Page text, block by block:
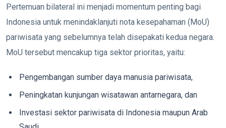
Pertemuan bilateral ini menjadi momentum penting bagi
Indonesia untuk menindaklanjuti nota kesepahaman (MoU)
pariwisata yang sebelumnya telah disepakati kedua negara.
MoU tersebut mencakup tiga sektor prioritas, yaitu:
Pengembangan sumber daya manusia pariwisata,
Peningkatan kunjungan wisatawan antarnegara, dan
Investasi sektor pariwisata di Indonesia maupun Arab